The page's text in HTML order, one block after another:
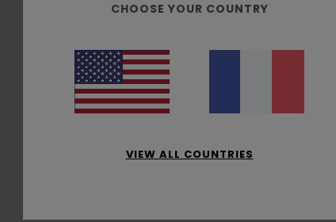
CHOOSE YOUR COUNTRY
VIEW ALL COUNTRIES